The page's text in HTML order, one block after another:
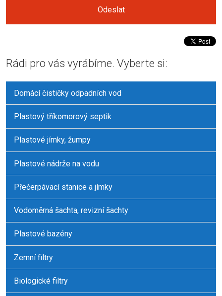
Odeslat
nepodařilo
odeslat.
Rádi pro vás vyrábíme. Vyberte si:
Domácí čističky odpadních vod
Plastový tříkomorový septik
Plastové jímky, žumpy
Plastové nádrže na vodu
Přečerpávací stanice a jímky
Vodoměrná šachta, revizní šachty
Plastové bazény
Zemní filtry
Biologické filtry